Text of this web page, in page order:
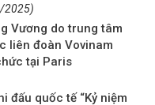
2025)
Vương do trung tâm
liên đoàn Vovinam
tại Paris
đấu quốc tế “Kỷ niệm